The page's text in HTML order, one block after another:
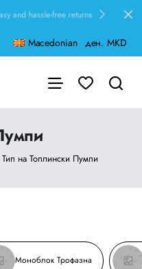
hassle-free returns
Macedonian ден. MKD
Тип на Топлински Пумпи
Моноблок Трофазна